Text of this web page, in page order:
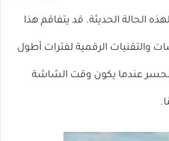
الحالة الحديثة. قد يتفاقم هذا
والتقنيات الرقمية لفترات أطول
ينحسر عندما يكون وقت الشاشة